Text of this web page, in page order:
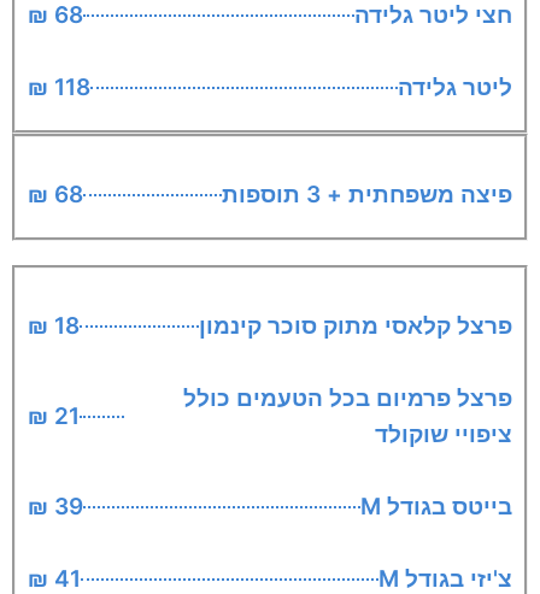
חצי ליטר גלידה 68 ₪
ליטר גלידה 118 ₪
פיצה משפחתית + 3 תוספות 68 ₪
פרצל קלאסי מתוק סוכר קינמון 18 ₪
פרצל פרמיום בכל הטעמים כולל
ציפויי שוקולד
21 ₪
בייטס בגודל M 39 ₪
צ'יזי בגודל M 41 ₪